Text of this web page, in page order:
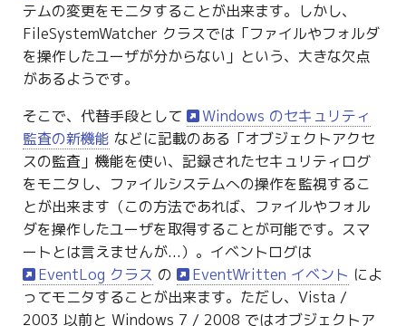
条件分岐
型指定
テムの変更をモニタすることが出来ます。しかし、
FileSystemWatcher クラスでは「ファイルやフォルダ
を操作したユーザが分からない」という、大きな欠点
があるようです。
そこで、代替手段として
Windows のセキュリティ
監査の新機能 などに記載のある「オブジェクトアクセ
スの監査」機能を使い、記録されたセキュリティログ
をモニタし、ファイルシステムへの操作を監視するこ
とが出来ます（この方法であれば、ファイルやフォル
ダを操作したユーザを取得することが可能です。スマ
ートとは言えませんが...）。イベントログは
EventLog クラス の EventWritten イベント によ
ってモニタすることが出来ます。ただし、Vista /
2003 以前と Windows 7 / 2008 ではオブジェクトア